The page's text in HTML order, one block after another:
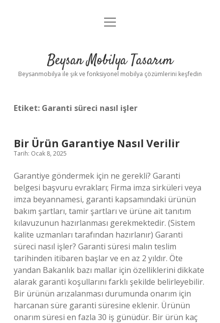
Anasayfa
Yasal Uyarı
menüyü
Beysan Mobilya Tasarım
Beysanmobilya ile şık ve fonksiyonel mobilya çözümlerini keşfedin
Etiket: Garanti süreci nasıl işler
Bir Ürün Garantiye Nasıl Verilir
Tarih: Ocak 8, 2025
Garantiye göndermek için ne gerekli? Garanti
belgesi başvuru evrakları; Firma imza sirküleri veya
imza beyannamesi, garanti kapsamındaki ürünün
bakım şartları, tamir şartları ve ürüne ait tanıtım
kılavuzunun hazırlanması gerekmektedir. (Sistem
kalite uzmanları tarafından hazırlanır) Garanti
süreci nasıl işler? Garanti süresi malın teslim
tarihinden itibaren başlar ve en az 2 yıldır. Öte
yandan Bakanlık bazı mallar için özelliklerini dikkate
alarak garanti koşullarını farklı şekilde belirleyebilir.
Bir ürünün arızalanması durumunda onarım için
harcanan süre garanti süresine eklenir. Ürünün
onarım süresi en fazla 30 iş günüdür. Bir ürün kaç